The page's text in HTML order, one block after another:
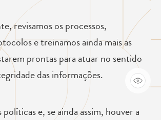
revisamos os processos,
e treinamos ainda mais as
prontas para atuar no sentido
das informações.
e, se ainda assim, houver a